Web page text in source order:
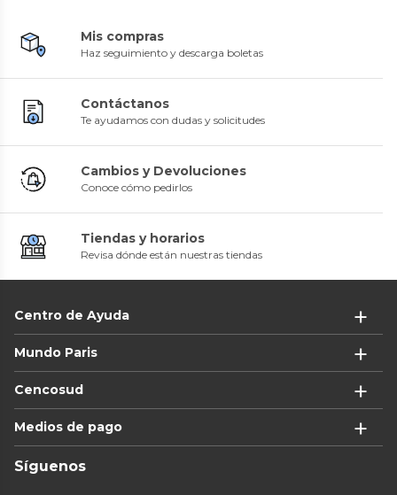
Mis compras
Haz seguimiento y descarga boletas
Contáctanos
Te ayudamos con dudas y solicitudes
Cambios y Devoluciones
Conoce cómo pedirlos
Tiendas y horarios
Revisa dónde están nuestras tiendas
Centro de Ayuda
Mundo Paris
Cencosud
Medios de pago
Síguenos